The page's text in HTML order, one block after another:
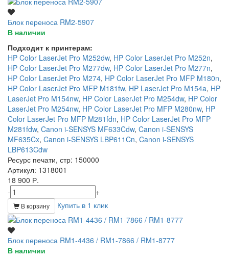
Блок переноса RM2-5907
В наличии
Подходит к принтерам:
HP Color LaserJet Pro M252dw, HP Color LaserJet Pro M252n,
HP Color LaserJet Pro M277dw, HP Color LaserJet Pro M277n,
HP Color LaserJet Pro M274, HP Color LaserJet Pro MFP M180n,
HP Color LaserJet Pro MFP M181fw, HP LaserJet Pro M154a, HP
LaserJet Pro M154nw, HP Color LaserJet Pro M254dw, HP Color
LaserJet Pro M254nw, HP Color LaserJet Pro MFP M280nw, HP
Color LaserJet Pro MFP M281fdn, HP Color LaserJet Pro MFP
M281fdw, Canon i-SENSYS MF633Cdw, Canon i-SENSYS
MF635Cx, Canon i-SENSYS LBP611Cn, Canon i-SENSYS
LBP613Cdw
Ресурс печати, стр: 150000
Артикул: 1318001
18 900 Р.
-
+
В корзину Купить в 1 клик
Блок переноса RM1-4436 / RM1-7866 / RM1-8777
В наличии